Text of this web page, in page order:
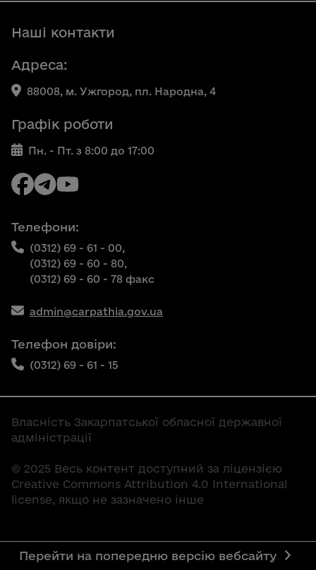
Наші контакти
Адреса:
88008, м. Ужгород, пл. Народна, 4
Графік роботи
Пн. - Пт. з 8:00 до 17:00
Телефони:
(0312) 69 - 61 - 00,
(0312) 69 - 60 - 80,
(0312) 69 - 60 - 78 факс
admin@carpathia.gov.ua
Телефон довіри:
(0312) 69 - 61 - 15
Власність Закарпатської обласної державної
адміністрації
© 2025 Весь контент доступний за ліцензією
Creative Commons Attribution 4.0 International
license, якщо не зазначено інше
Перейти на попередню версію вебсайту